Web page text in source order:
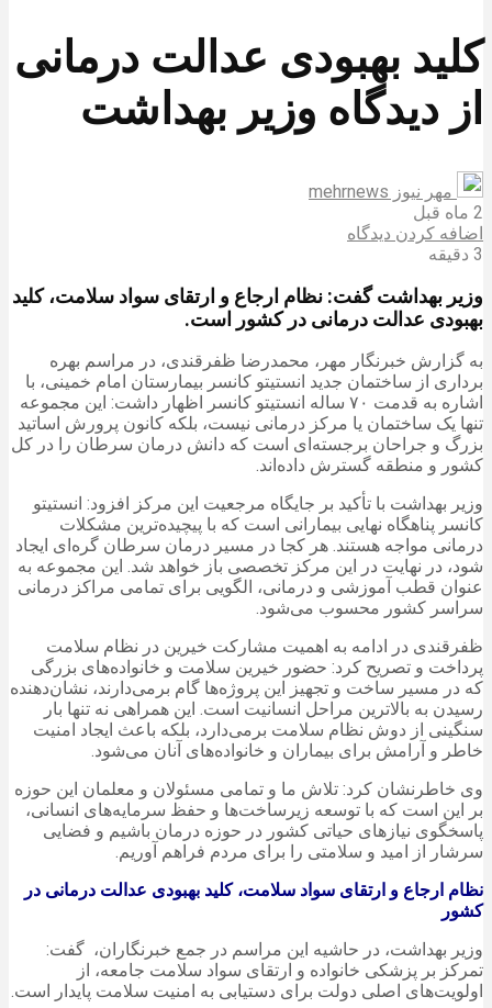
کلید بهبودی عدالت درمانی
از دیدگاه وزیر بهداشت
مهر نیوز mehrnews
2 ماه قبل
اضافه کردن دیدگاه
3 دقیقه
وزیر بهداشت گفت: نظام ارجاع و ارتقای سواد سلامت، کلید
بهبودی عدالت درمانی در کشور است.
به گزارش خبرنگار مهر، محمدرضا ظفرقندی، در مراسم بهره
برداری از ساختمان جدید انستیتو کانسر بیمارستان امام خمینی، با
اشاره به قدمت ۷۰ ساله انستیتو کانسر اظهار داشت: این مجموعه
تنها یک ساختمان یا مرکز درمانی نیست، بلکه کانون پرورش اساتید
بزرگ و جراحان برجسته‌ای است که دانش درمان سرطان را در کل
کشور و منطقه گسترش داده‌اند.
وزیر بهداشت با تأکید بر جایگاه مرجعیت این مرکز افزود: انستیتو
کانسر پناهگاه نهایی بیمارانی است که با پیچیده‌ترین مشکلات
درمانی مواجه هستند. هر کجا در مسیر درمان سرطان گره‌ای ایجاد
شود، در نهایت در این مرکز تخصصی باز خواهد شد. این مجموعه به
عنوان قطب آموزشی و درمانی، الگویی برای تمامی مراکز درمانی
سراسر کشور محسوب می‌شود.
ظفرقندی در ادامه به اهمیت مشارکت خیرین در نظام سلامت
پرداخت و تصریح کرد: حضور خیرین سلامت و خانواده‌های بزرگی
که در مسیر ساخت و تجهیز این پروژه‌ها گام برمی‌دارند، نشان‌دهنده
رسیدن به بالاترین مراحل انسانیت است. این همراهی نه تنها بار
سنگینی از دوش نظام سلامت برمی‌دارد، بلکه باعث ایجاد امنیت
خاطر و آرامش برای بیماران و خانواده‌های آنان می‌شود.
وی خاطرنشان کرد: تلاش ما و تمامی مسئولان و معلمان این حوزه
بر این است که با توسعه زیرساخت‌ها و حفظ سرمایه‌های انسانی،
پاسخگوی نیازهای حیاتی کشور در حوزه درمان باشیم و فضایی
سرشار از امید و سلامتی را برای مردم فراهم آوریم.
نظام ارجاع و ارتقای سواد سلامت، کلید بهبودی عدالت درمانی در
کشور
وزیر بهداشت، در حاشیه این مراسم در جمع خبرنگاران، گفت:
تمرکز بر پزشکی خانواده و ارتقای سواد سلامت جامعه، از
اولویت‌های اصلی دولت برای دستیابی به امنیت سلامت پایدار است.